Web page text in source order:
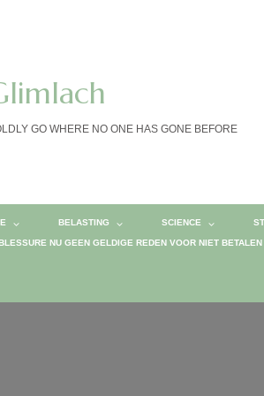
GO WHERE NO ONE HAS GONE BEFORE
BELASTING SCIENCE
NU GEEN GELDIGE REDEN VOOR NIET BETALEN